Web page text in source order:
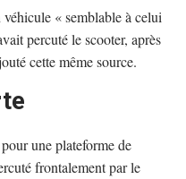
« semblable à celui
percuté le scooter, après
cette même source.
une plateforme de
frontalement par le